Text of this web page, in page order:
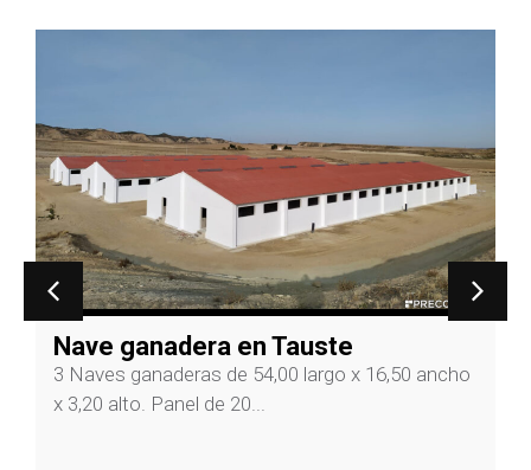
Nave ganadera en Tauste
3 Naves ganaderas de 54,00 largo x 16,50 ancho
x 3,20 alto. Panel de 20...